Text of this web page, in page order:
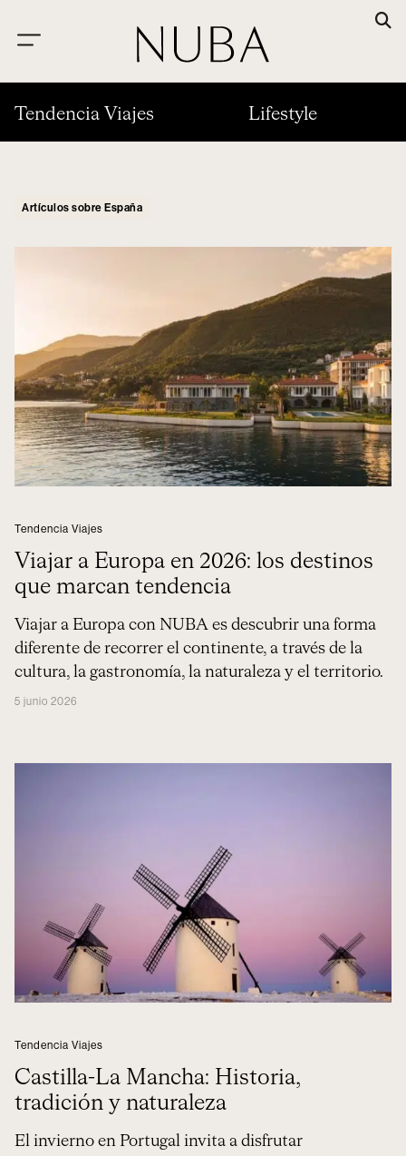
Tendencia Viajes Lifestyle
Artículos sobre España
Tendencia Viajes
Viajar a Europa en 2026: los destinos
que marcan tendencia
Viajar a Europa con NUBA es descubrir una forma
diferente de recorrer el continente, a través de la
cultura, la gastronomía, la naturaleza y el territorio.
5 junio 2026
Tendencia Viajes
Castilla-La Mancha: Historia,
tradición y naturaleza
El invierno en Portugal invita a disfrutar